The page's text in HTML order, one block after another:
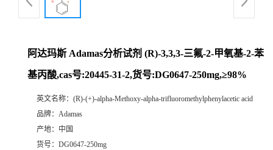
阿达玛斯 Adamas分析试剂 (R)-3,3,3-三氟-2-甲氧基-2-苯
基丙酸,cas号:20445-31-2,货号:DG0647-250mg,≥98%
英文名称： (R)-(+)-alpha-Methoxy-alpha-trifluoromethylphenylacetic acid
品牌： Adamas
产地： 中国
货号： DG0647-250mg